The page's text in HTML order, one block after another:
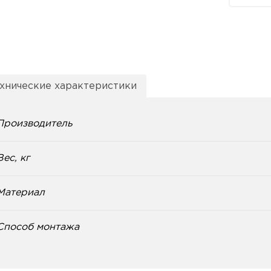
характеристики
кг
монтажа